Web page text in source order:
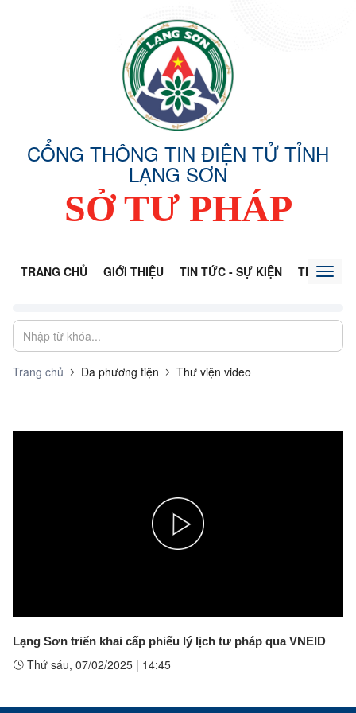
CỔNG THÔNG TIN ĐIỆN TỬ TỈNH
LẠNG SƠN
SỞ TƯ PHÁP
TRANG CHỦ GIỚI THIỆU TIN TỨC - SỰ KIỆN THÔNG
Trang chủ Đa phương tiện Thư viện video
Play
Lạng Sơn triển khai cấp phiếu lý lịch tư pháp qua VNEID
Thứ sáu, 07/02/2025 | 14:45